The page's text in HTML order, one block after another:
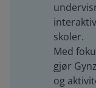
skoler.
Med
gjør
og